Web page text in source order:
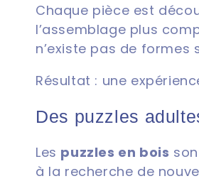
i
o
n
:
Chaque pièce est
l’assemblage plus
n’existe pas de formes
Résultat : une
Des puzzles
Les puzzles en bois
à la recherche de